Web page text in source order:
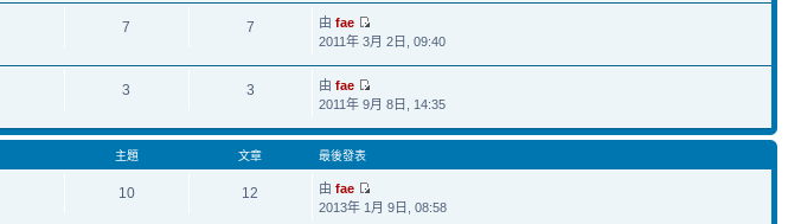
7 7 由fae
2011年 3月 2日, 09:40
3 3 由fae
2011年 9月 8日, 14:35
主題 文章 最後發表
10 12 由fae
2013年 1月 9日, 08:58